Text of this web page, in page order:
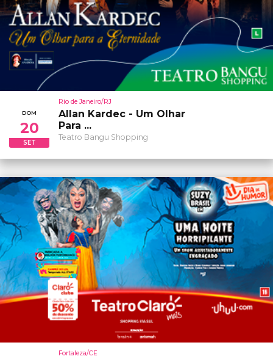
DOM
20
SET
Rio de Janeiro/RJ
Allan Kardec - Um Olhar
Para ...
Teatro Bangu Shopping
Fortaleza/CE